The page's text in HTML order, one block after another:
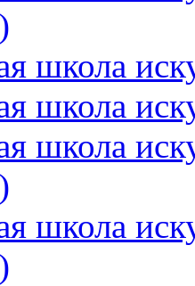
школа
школа
школа
школа